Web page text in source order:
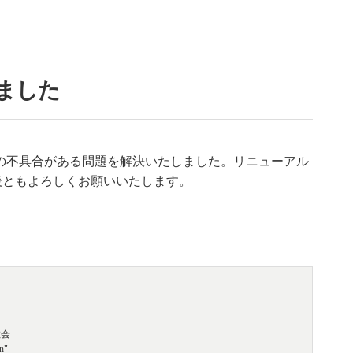
した
具合がある問題を解決いたしました。リニューアル
もよろしくお願いいたします。